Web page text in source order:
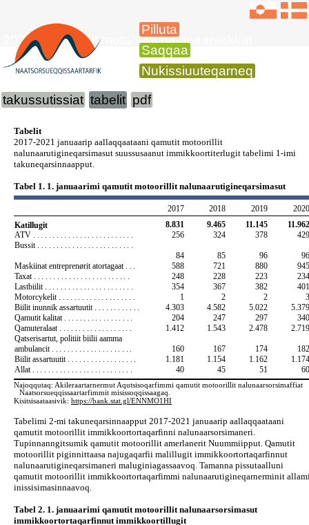
Pilluta
Saqqaa
Nukissiuuteqarneq
2021-mi qamutit motoorillit nalunaarsukkat
takussutissiat tabelit pdf